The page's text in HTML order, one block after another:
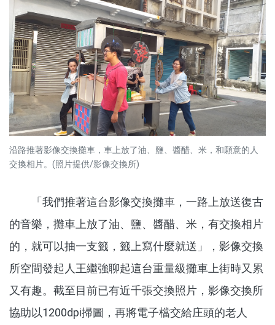
沿路推著影像交換攤車，車上放了油、鹽、醬醋、米，和願意的人
交換相片。(照片提供/影像交換所)
「我們推著這台影像交換攤車，一路上放送復古
的音樂，攤車上放了油、鹽、醬醋、米，有交換相片
的，就可以抽一支籤，籤上寫什麼就送」，影像交換
所空間發起人王繼強聊起這台重量級攤車上街時又累
又有趣。截至目前已有近千張交換照片，影像交換所
協助以1200dpi掃圖，再將電子檔交給庄頭的老人